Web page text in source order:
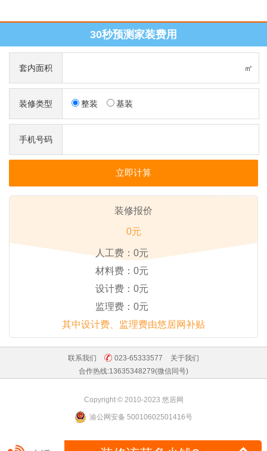
30秒预测家装费用
套内面积 ㎡
装修类型 整装 基装
手机号码
装修报价
0元
人工费： 0元
材料费： 0元
设计费： 0元
监理费： 0元
其中设计费、监理费由悠居网补贴
联系我们 023-65333577
关于我们
合作热线:13635348279(微信同号)
Copyright © 2010-2023 悠居网
渝公网安备 50010602501416号